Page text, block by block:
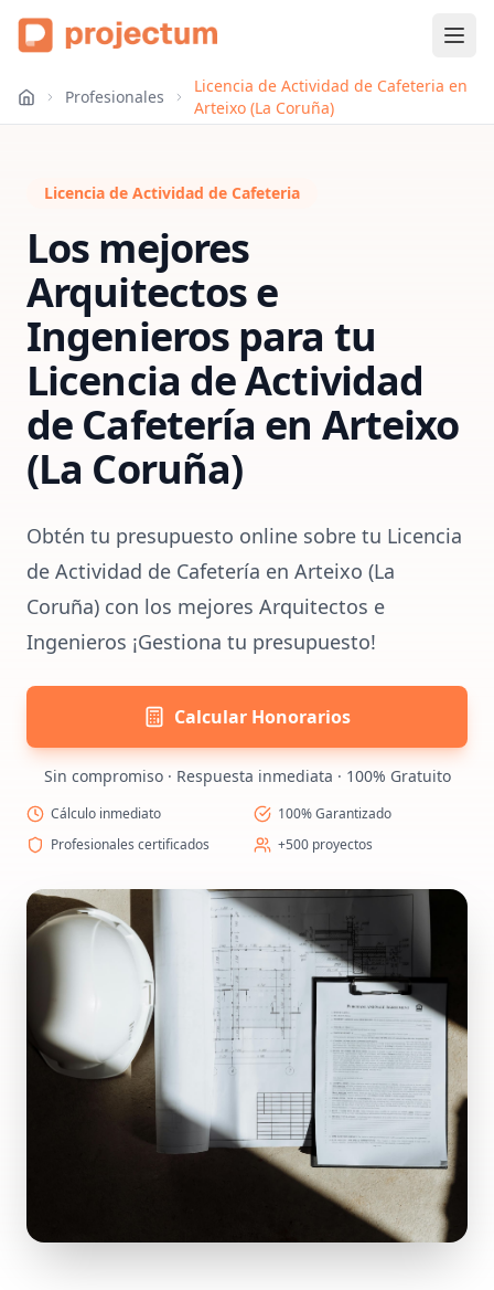
Profesionales
Licencia de Actividad de Cafeteria en
Arteixo (La Coruña)
Licencia de Actividad de Cafeteria
Los mejores
Arquitectos e
Ingenieros para tu
Licencia de Actividad
de Cafetería en Arteixo
(La Coruña)
Obtén tu presupuesto online sobre tu Licencia
de Actividad de Cafetería en Arteixo (La
Coruña) con los mejores Arquitectos e
Ingenieros ¡Gestiona tu presupuesto!
Calcular Honorarios
Sin compromiso · Respuesta inmediata · 100% Gratuito
Cálculo inmediato
100% Garantizado
Profesionales certificados
+500 proyectos